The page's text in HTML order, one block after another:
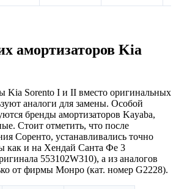
амортизаторов Kia
Kia Sorento I и II вместо оригинальных
аналоги для замены. Особой
бренды амортизаторов Kayaba,
Стоит отметить, что после
Соренто, устанавливались точно
как и на Хендай Санта Фе 3
553102W310), а из аналогов
от фирмы Монро (кат. номер G2228).